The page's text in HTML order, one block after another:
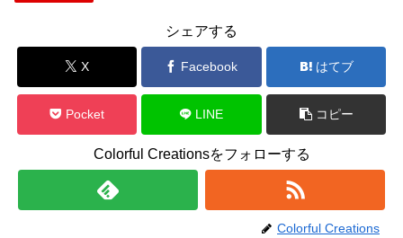
シェアする
X Facebook はてブ
Pocket LINE コピー
Colorful Creationsをフォローする
Colorful Creations